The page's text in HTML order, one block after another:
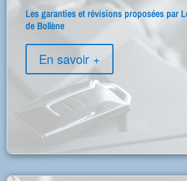
Les garanties et révisions proposées par
de Bollène
En savoir +